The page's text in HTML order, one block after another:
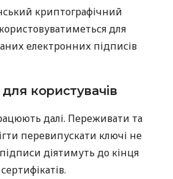
криптографічний
для
електронних підписів
користувачів
далі. Переживати та
перевипускати ключі не
діятимуть до кінця